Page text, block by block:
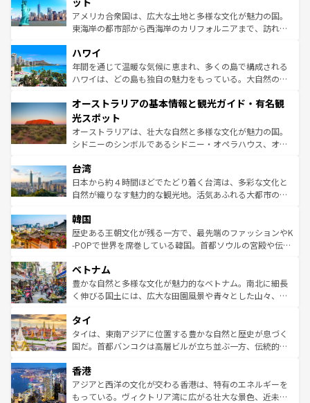
ことができる。国民の所得が高いため物価も高いが、旅行
者向けの交通パス提供のサービスもあり、うまく活用すれ
着のスイス情報は
アメリカ合衆国は、広大な土地と多様な文化が魅力の国。
東海岸の都市部から西海岸のカリフォルニアまで、訪れる
のような巨大都市は、観光、ショッピング、エンターテイ
ンメントが詰まった刺激的なスポットだ。一方、アメリカ
西部には大自然が広がり、グランドキャニオンやイエロー
部のニューオーリンズでは、音楽と美食が融合した独特の
文化が魅力。旅行者はアメリカの各地域で異なる魅力を楽
しみながら、その多様性と豊かな歴史を感じることができ
るだろう。車でのロードトリップや列車の旅も、アメリカ
情報は
ハワイ
年間を通じて温暖な気候に恵まれ、多くの島で構成される
ハワイは、どの島も独自の魅力をもっている。大自然の神
ワイ島は見逃せない。また、定番の観光地といえばオアフ
島だが、静かな自然を求めるならマウイ島やカウアイ島が
おすすめ。エメラルドグリーンに輝く海をはじめ、豊かな
文化や歴史が息づいている。「アロハスピリット」と呼ば
人々、おいしいローカルフードやハワイアンミュージッ
ク、伝統的なフラダンスなど、すべてがハワイの魅力を彩
っている。訪れるたびに新しい発見と感動が待っているハ
はコンテンツ一覧
オーストラリアの基本情報と観光ガイド・有名観
光スポット
オーストラリアは、壮大な自然と多様な文化が魅力の国。
シドニーのシンボルであるシドニー・オペラハウス、オー
リアリーフや大陸中央部にそびえるウルル（エアーズロッ
ク）、タスマニアの美しい原生林やケアンズの熱帯雨林な
ど、見どころがたくさん。また、カフェやワイン、オージ
いる。アクティビティも充実しており、サーフィンやダイ
ビング、ハイキングなど、アウトドア好きにはたまらな
い。オーストラリアの多彩な魅力を存分に味わいつくそ
参照してほしい。
台湾
日本から約４時間ほどでたどり着く台湾は、多彩な文化と
自然が織りなす魅力的な観光地。活気あふれる大都市の台
ン）、静ひつな山岳地帯である台湾東部など、都市の喧騒
と山間の静けさが共存しており、訪れる人に新しい発見と
驚きをもたらしてくれる。また、奥深い台湾の食文化も魅
容にもいいと評判のスイーツなど、バラエティ豊かな料理
が味わえる。 なお、新着の台湾情報は コンテンツ一覧を参
照してほしい。
韓国
歴史ある王朝文化が残る一方で、最先端のファッションやK
-POPで世界を席巻している韓国。首都ソウルの宮殿や伝統
き、地方に足を延ばせば四季折々の自然美を楽しむことが
できる。そして、キムチや焼肉、絶品のストリートフード
まで、さまざまな韓国料理が待っている。夜には、韓国な
リティに包まれながら、韓国の多彩な魅力を心ゆくまで味
わってみてほしい。 なお、新着の韓国情報はコンテンツ一
覧を参照してほしい。
ベトナム
豊かな自然と多様な文化が魅力的なベトナム。南北に細長
く伸びる国土には、広大な田園風景や青々とした山々、世
急速な発展と共に伝統が息づく。ハノイの古い町並みやホ
ーチミン市のフランス統治時代の建物も、独特の雰囲気を
醸し出している。また、バラエティの豊かさとおいしさで
とつ。フォーやバインミー、ベトナムコーヒーなどは、ぜ
ひ現地で味わいたい。どの地域を訪れてもあたたかい人々
が旅行者を迎えてくれるので、きっと忘れられない旅にな
タイ
タイは、東南アジアに位置する豊かな自然と歴史が息づく
国だ。首都バンコクは高層ビルが立ち並ぶ一方、伝統的な
の活気が交差している。北部ではチェンマイなどの山岳地
帯で自然と触れ合い、南部ではプーケットやクラビの美し
いビーチでリゾート気分を楽しむことができる。タイ料理
香港
アジアと西洋の文化が交わる香港は、特有のエネルギーを
もっている。ヴィクトリア湾に広がる壮大な景色、近未来